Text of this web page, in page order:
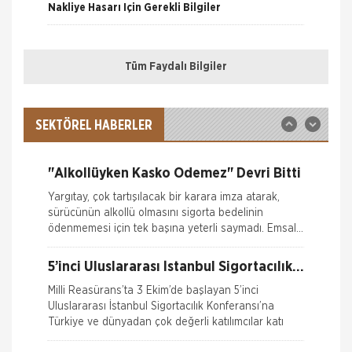
Nakliye Hasarı İçin Gerekli Bilgiler
Yangın Hasarı ile ilgili Bilgiler
Kasko Hasar Dosyasında İstenilen Bilgiler
Kaza Tespit Tutanağı
Nakliye Hasarı İçin Gerekli Bilgiler
Tüm Faydalı Bilgiler
SEKTÖREL HABERLER
İskenderun Sigorta Acenteleri Derneği (İSADER)
Başkanı Yasin Keleş, zorunlu trafik sigortası
Ekrem Demirtaş, düzenledikleri 'Sigorta Sektörü
Geleceğini Arıyor' arama konferansı ile sektöre yol
"Alkollüyken Kasko Ödemez" Devri Bitti
Yargıtay, çok tartışılacak bir karara imza atarak,
sürücünün alkollü olmasını sigorta bedelinin
ödenmemesi için tek başına yeterli saymadı. Emsal
o
5’inci Uluslararası İstanbul Sigortacılık
Konferansı Milli Reasürans’ta yapıldı.
Milli Reasürans’ta 3 Ekim’de başlayan 5’inci
Uluslararası İstanbul Sigortacılık Konferansı’na
Türkiye ve dünyadan çok değerli katılımcılar katı